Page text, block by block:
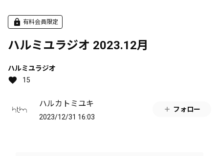
有料会員限定
ハルミユラジオ 2023.12月
ハルミユラジオ
15
ハルカトミユキ
2023/12/31 16:03
フォロー